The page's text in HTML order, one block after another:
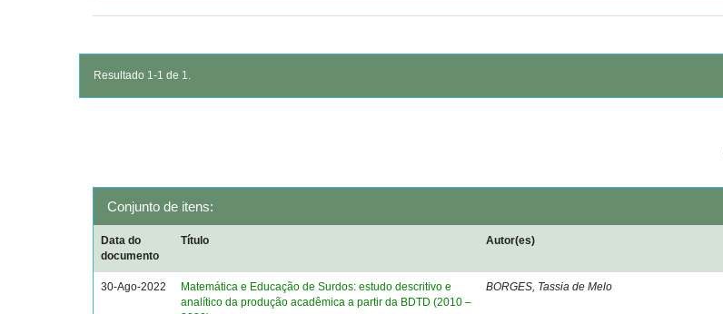
Resultado 1-1 de 1.
Conjunto de itens:
Data do
documento
Título Autor(es)
30-Ago-2022
Matemática e Educação de Surdos: estudo descritivo e
analítico da produção acadêmica a partir da BDTD (2010 –
BORGES, Tassia de Melo